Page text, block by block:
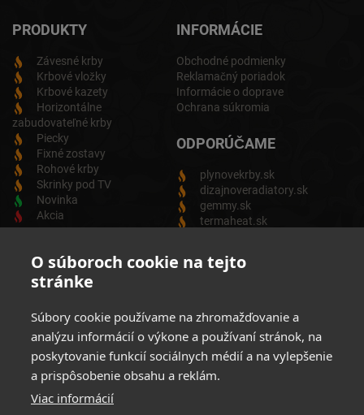
O súboroch cookie na tejto
stránke
Súbory cookie používame na zhromažďovanie a
analýzu informácií o výkone a používaní stránok, na
poskytovanie funkcií sociálnych médií a na vylepšenie
a prispôsobenie obsahu a reklám.
Viac informácií
PRODUKTY
Závesné krby
Krbové vložky
Krbové kazety
Horizontálne
zabudovateľné krby
Piecky
Fixné zostavy
Rohové krby
Skrinky pod TV
Novinka
Akcia
INFORMÁCIE
Obchodné podmienky
Reklamačný poriadok
Informácie o doprave
Ochrana súkromia
ODPORÚČAME
plynovekrby.sk
dizajnoveradiatory.sk
gemmy.sk
termaheat.sk
ODBER NEWSLETTRA
Zadajte svoju e-mailovú adresu a budete vždy informovaný o
Elektrických produktov.
Súhlasim so spracovaním osobných údajov